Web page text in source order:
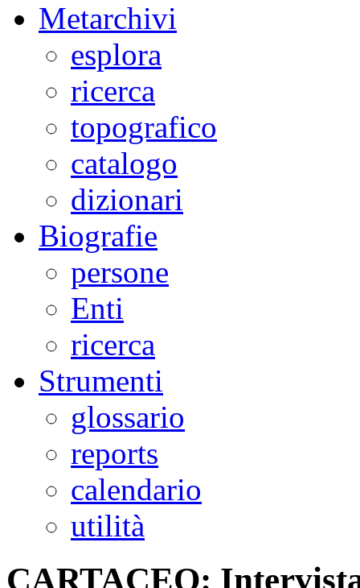
Metarchivi
esplora
ricerca
topografico
catalogo
dizionari
Biografie
persone
Enti
ricerca
Strumenti
glossario
reports
calendario
utilità
CARTACEO: